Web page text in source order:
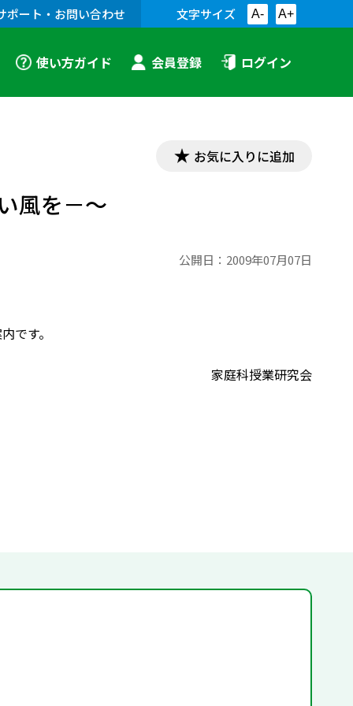
ポート・お問い合わせ 文字サイズ A- A+
使い方ガイド 会員登録 ログイン
お気に入りに追加
風を－～
公開日： 2009年07月07日
です。
家庭科授業研究会